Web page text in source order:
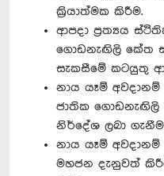
ක්‍රියාත්මක කිරීම.
ආපදා ප්‍රත්‍යය
ගොඩනැඟිලි කේත
සැකසීමේ කටයුතු
නාය යෑම්
ජාතික ගොඩනැඟිලි
නිර්දේශ ලබා
නාය යෑම්
මහජන දැනුවත්